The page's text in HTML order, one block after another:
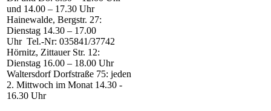
und 14.00 – 17.30 Uhr
Hainewalde, Bergstr. 27:
Dienstag 14.30 – 17.00
Uhr Tel.-Nr: 035841/37742
Hörnitz, Zittauer Str. 12:
Dienstag 16.00 – 18.00 Uhr
Waltersdorf Dorfstraße 75: jeden
2. Mittwoch im Monat 14.30 -
16.30 Uhr